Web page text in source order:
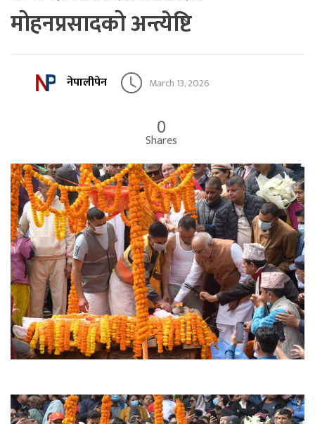
मोहनप्रसादको अन्त्येष्टि
नेपालीपेन March 13, 2026
0
Shares